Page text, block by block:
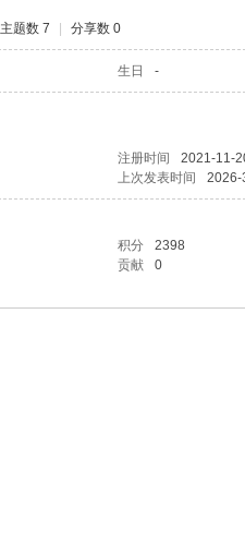
主题数 7 分享数 0
生日 -
注册时间
2021-11-
上次发表时间 2026-
积分
2398
贡献 0